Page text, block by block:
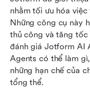
nhằm tối ưu hóa
Những công cụ này
thủ công và tăng
đánh giá Jotform AI
Agents có thể làm
những hạn chế của
tổng thể.